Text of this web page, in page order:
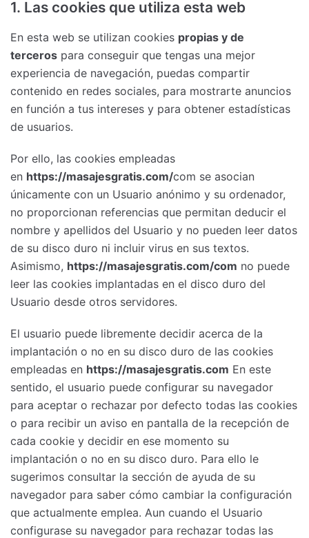
1. Las cookies que utiliza esta web
En esta web se utilizan cookies propias y de
terceros para conseguir que tengas una mejor
experiencia de navegación, puedas compartir
contenido en redes sociales, para mostrarte anuncios
en función a tus intereses y para obtener estadísticas
de usuarios.
Por ello, las cookies empleadas
en https://masajesgratis.com/com se asocian
únicamente con un Usuario anónimo y su ordenador,
no proporcionan referencias que permitan deducir el
nombre y apellidos del Usuario y no pueden leer datos
de su disco duro ni incluir virus en sus textos.
Asimismo, https://masajesgratis.com/com no puede
leer las cookies implantadas en el disco duro del
Usuario desde otros servidores.
El usuario puede libremente decidir acerca de la
implantación o no en su disco duro de las cookies
empleadas en https://masajesgratis.com En este
sentido, el usuario puede configurar su navegador
para aceptar o rechazar por defecto todas las cookies
o para recibir un aviso en pantalla de la recepción de
cada cookie y decidir en ese momento su
implantación o no en su disco duro. Para ello le
sugerimos consultar la sección de ayuda de su
navegador para saber cómo cambiar la configuración
que actualmente emplea. Aun cuando el Usuario
configurase su navegador para rechazar todas las